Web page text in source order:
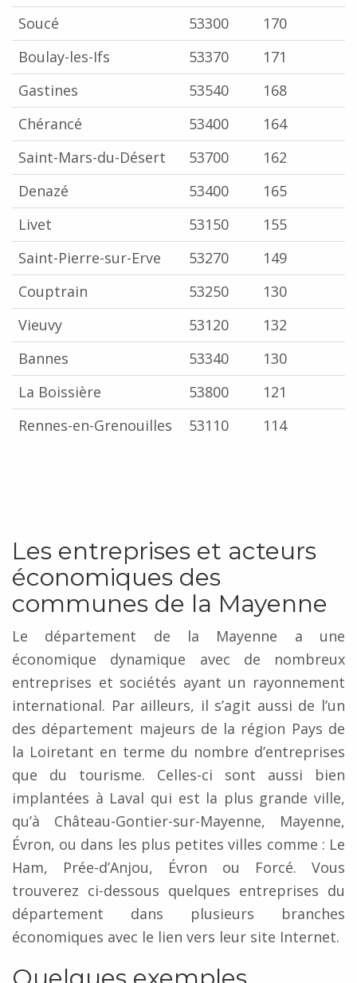
Soucé
53300
170
Boulay-les-Ifs
53370
171
Gastines
53540
168
Chérancé
53400
164
Saint-Mars-du-Désert
53700
162
Denazé
53400
165
Livet
53150
155
Saint-Pierre-sur-Erve
53270
149
Couptrain
53250
130
Vieuvy
53120
132
Bannes
53340
130
La Boissière
53800
121
Rennes-en-Grenouilles
53110 114
Les entreprises et acteurs
économiques des
communes de la Mayenne
Le département de la Mayenne a une
économique dynamique avec de nombreux
entreprises et sociétés ayant un rayonnement
international. Par ailleurs, il s’agit aussi de l’un
des département majeurs de la région Pays de
la Loiretant en terme du nombre d’entreprises
que du tourisme. Celles-ci sont aussi bien
implantées à Laval qui est la plus grande ville,
qu’à Château-Gontier-sur-Mayenne, Mayenne,
Évron, ou dans les plus petites villes comme : Le
Ham, Prée-d’Anjou, Évron ou Forcé. Vous
trouverez ci-dessous quelques entreprises du
département dans plusieurs branches
économiques avec le lien vers leur site Internet.